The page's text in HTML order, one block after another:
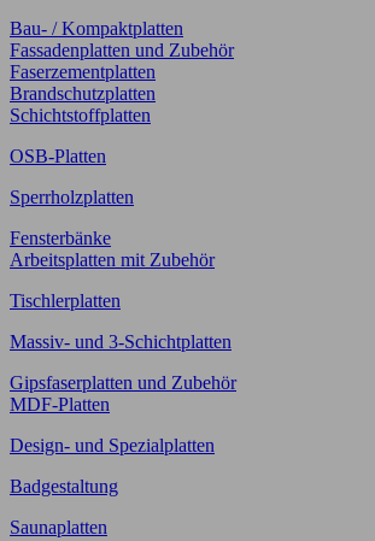
Bau- / Kompaktplatten
Fassadenplatten und Zubehör
Faserzementplatten
Brandschutzplatten
Schichtstoffplatten
OSB-Platten
Sperrholzplatten
Fensterbänke
Arbeitsplatten mit Zubehör
Tischlerplatten
Massiv- und 3-Schichtplatten
Gipsfaserplatten und Zubehör
MDF-Platten
Design- und Spezialplatten
Badgestaltung
Saunaplatten